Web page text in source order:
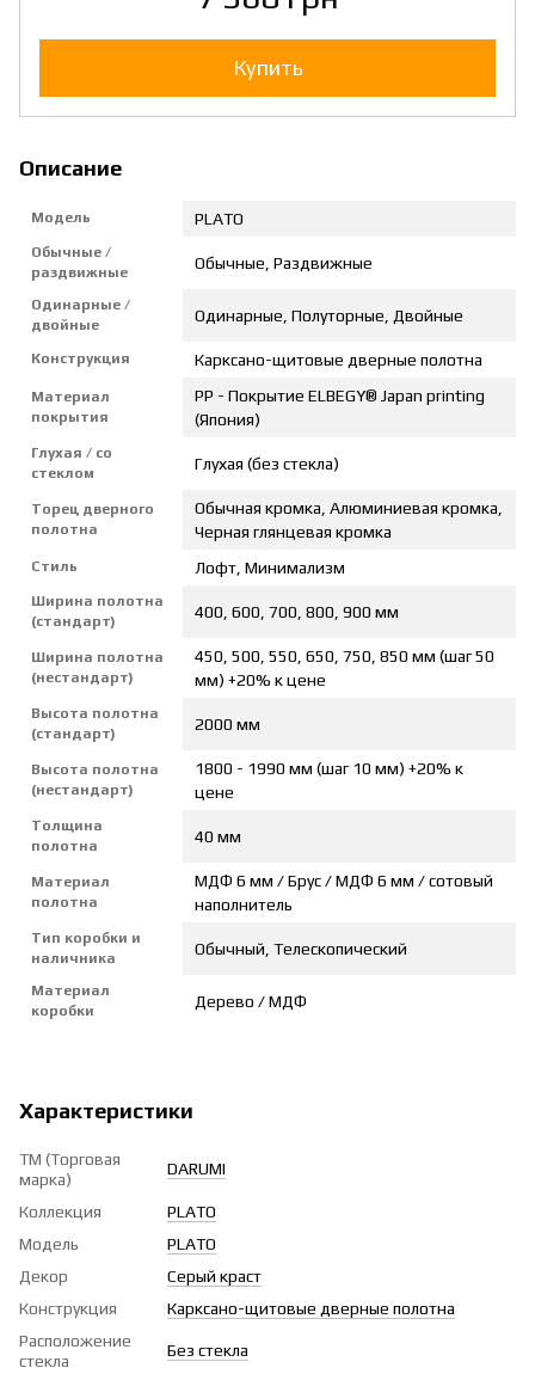
Купить
Описание
Модель PLATO
Обычные /
раздвижные
Обычные, Раздвижные
Одинарные /
двойные
Одинарные, Полуторные, Двойные
Конструкция Карксано-щитовые дверные полотна
Материал
покрытия
PP - Покрытие ELBEGY® Japan printing
(Япония)
Глухая / со
стеклом
Глухая (без стекла)
Торец дверного
полотна
Обычная кромка, Алюминиевая кромка,
Черная глянцевая кромка
Стиль Лофт, Минимализм
Ширина полотна
(стандарт)
400, 600, 700, 800, 900 мм
Ширина полотна
(нестандарт)
450, 500, 550, 650, 750, 850 мм (шаг 50
мм) +20% к цене
Высота полотна
(стандарт)
2000 мм
Высота полотна
(нестандарт)
1800 - 1990 мм (шаг 10 мм) +20% к
цене
Толщина
полотна
40 мм
Материал
полотна
МДФ 6 мм / Брус / МДФ 6 мм / сотовый
наполнитель
Тип коробки и
наличника
Обычный, Телескопический
Материал
коробки
Дерево / МДФ
Характеристики
ТМ (Торговая
марка)
DARUMI
Коллекция
PLATO
Модель
PLATO
Декор
Серый краст
Конструкция
Карксано-щитовые дверные полотна
Расположение
стекла
Без стекла